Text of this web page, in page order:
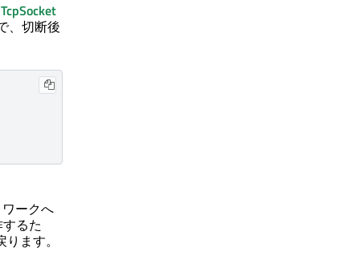
、切断後
ークへ
るた
ます。